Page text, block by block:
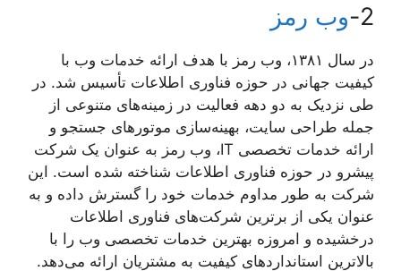
2- وب رمز
در سال ۱۳۸۱، وب رمز با هدف ارائه خدمات وب با
کیفیت جهانی در حوزه فناوری اطلاعات تأسیس شد. در
طی نزدیک به دو دهه فعالیت در زمینه‌های متنوعی از
جمله طراحی سایت، بهینه‌سازی موتورهای جستجو و
ارائه خدمات تخصصی IT، وب رمز به عنوان یک شرکت
پیشرو در حوزه فناوری اطلاعات شناخته شده است. این
شرکت به طور مداوم خدمات خود را گسترش داده و به
عنوان یکی از برترین شرکت‌های فناوری اطلاعات
درخشیده و امروزه بهترین خدمات تخصصی وب را با
بالاترین استانداردهای کیفیت به مشتریان ارائه می‌دهد.